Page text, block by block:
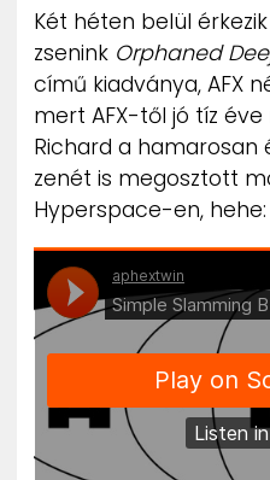
PR-
Két héten belül
zsenink Orphaned
című kiadványa, AFX
mert AFX-től jó tíz
Richard a hamarosan
zenét is megosztott
Hyperspace-en, hehe: